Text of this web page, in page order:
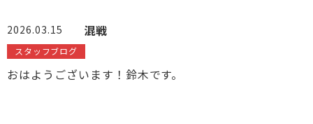
2026.03.15 混戦
スタッフブログ
おはようございます！鈴木です。